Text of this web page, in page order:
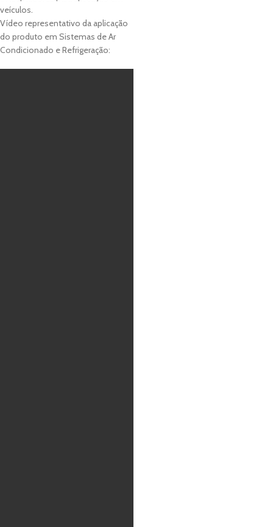
veículos.
Vídeo representativo da aplicação
do produto em Sistemas de Ar
Condicionado e Refrigeração: